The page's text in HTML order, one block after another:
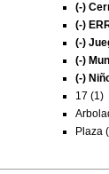
(-)
(-)
(-)
(-)
(-)
17 (1)
Plaza